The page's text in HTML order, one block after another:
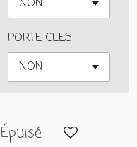
PORTE-CLES
Épuisé